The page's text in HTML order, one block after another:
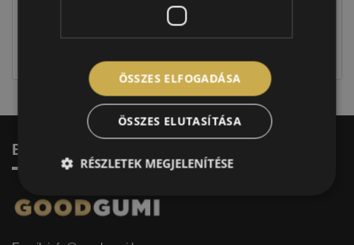
Figyelem a feltüntetett címke adatok tájékoztató
jellegűek. Előfordulhat, hogy még a korábbi EU-s
Elérhetőség
ÖSSZES ELFOGADÁSA
ÖSSZES ELUTASÍTÁSA
RÉSZLETEK MEGJELENÍTÉSE